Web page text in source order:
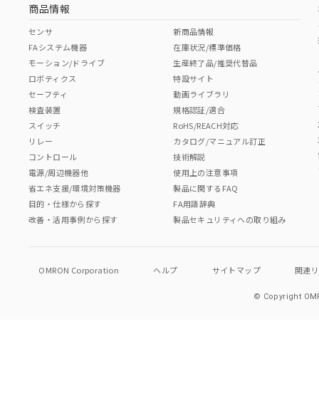
商品情報
センサ
FAシステム機器
モーション/ドライブ
ロボティクス
セーフティ
検査装置
スイッチ
リレー
コントロール
電源/周辺機器他
省エネ支援/環境対策機器
目的・仕様から探す
改善・活用事例から探す
新商品情報
在庫状況/標準価格
生産終了品/推奨代替品
特設サイト
動画ライブラリ
規格認証/適合
RoHS/REACH対応
カタログ/マニュアル訂正
技術解説
使用上の注意事項
製品に関するFAQ
FA用語辞典
製品セキュリティへの取り組み
OMRON Corporation ヘルプ サイトマップ 関連
© Copyright